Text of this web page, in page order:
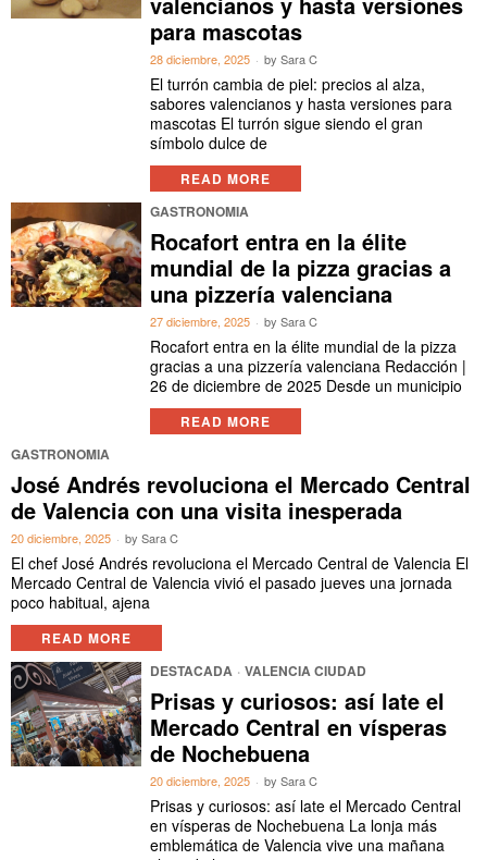
para mascotas
28 diciembre, 2025 bySara C
El turrón cambia de piel: precios al alza,
sabores valencianos y hasta versiones para
mascotas El turrón sigue siendo el gran
símbolo dulce de
READ MORE
GASTRONOMIA
Rocafort entra en la élite
mundial de la pizza gracias a
una pizzería valenciana
27 diciembre, 2025 bySara C
Rocafort entra en la élite mundial de la pizza
gracias a una pizzería valenciana Redacción |
26 de diciembre de 2025 Desde un municipio
READ MORE
GASTRONOMIA
José Andrés revoluciona el Mercado Central
de Valencia con una visita inesperada
20 diciembre, 2025 by Sara C
El chef José Andrés revoluciona el Mercado Central de Valencia El
Mercado Central de Valencia vivió el pasado jueves una jornada
poco habitual, ajena
READ MORE
DESTACADA · VALENCIA CIUDAD
Prisas y curiosos: así late el
Mercado Central en vísperas
de Nochebuena
20 diciembre, 2025 bySara C
Prisas y curiosos: así late el Mercado Central
en vísperas de Nochebuena La lonja más
emblemática de Valencia vive una mañana